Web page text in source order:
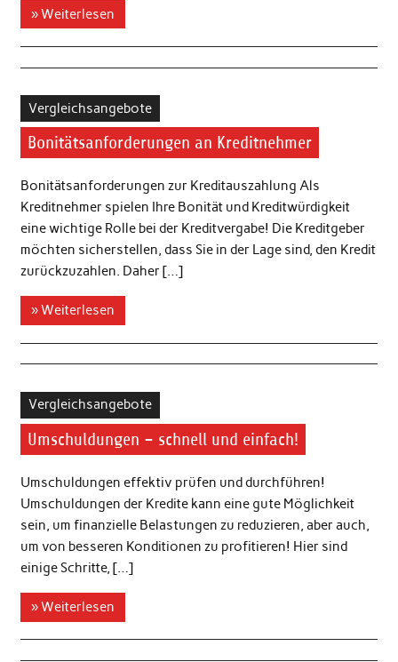
» Weiterlesen
Vergleichsangebote
Bonitätsanforderungen an Kreditnehmer
Bonitätsanforderungen zur Kreditauszahlung Als
Kreditnehmer spielen Ihre Bonität und Kreditwürdigkeit
eine wichtige Rolle bei der Kreditvergabe! Die Kreditgeber
möchten sicherstellen, dass Sie in der Lage sind, den Kredit
zurückzuzahlen. Daher […]
» Weiterlesen
Vergleichsangebote
Umschuldungen – schnell und einfach!
Umschuldungen effektiv prüfen und durchführen!
Umschuldungen der Kredite kann eine gute Möglichkeit
sein, um finanzielle Belastungen zu reduzieren, aber auch,
um von besseren Konditionen zu profitieren! Hier sind
einige Schritte, […]
» Weiterlesen